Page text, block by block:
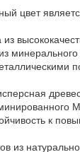
цвет
из
минерального
к
из